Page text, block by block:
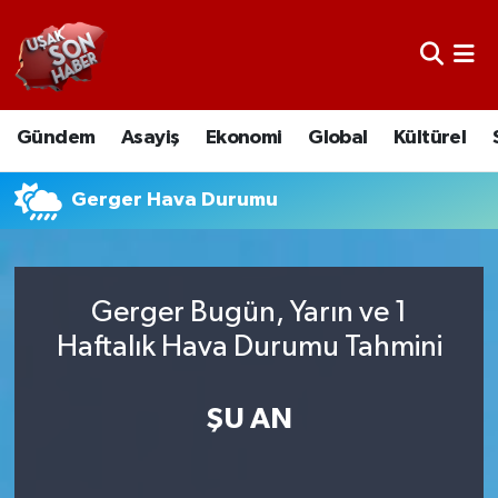
Gündem Asayiş Ekonomi Global Kültürel
Gerger Hava Durumu
Gerger Bugün, Yarın ve 1
Haftalık Hava Durumu Tahmini
ŞU AN
Uşak Nöbetçi Eczaneler
Uşak Hava Durumu
Uşak Namaz Vakitleri
Süper Lig Puan Durumu ve Fikstür
Son Dakika Haberleri